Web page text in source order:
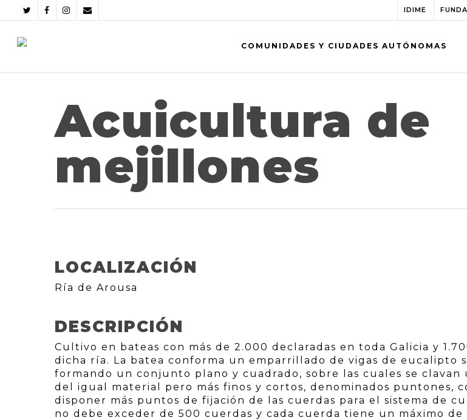
IDIME
COMUNIDADES Y CIUDADES AUTÓNOMAS
Acuicultura de
mejillones
LOCALIZACIÓN
Ría de Arousa
DESCRIPCIÓN
Cultivo en bateas con más de 2.000 declaradas en toda Galicia y
dicha ría. La batea conforma un emparrillado de vigas de eucalipto
formando un conjunto plano y cuadrado, sobre las cuales se clavan
del igual material pero más finos y cortos, denominados puntones,
disponer más puntos de fijación de las cuerdas para el sistema de
no debe exceder de 500 cuerdas y cada cuerda tiene un máximo